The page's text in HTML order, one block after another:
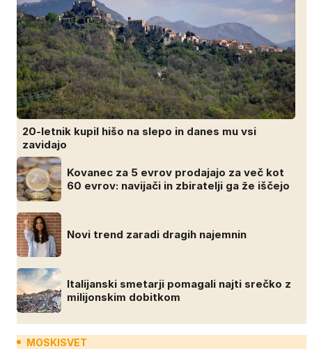
20-letnik kupil hišo na slepo in danes mu vsi
zavidajo
Kovanec za 5 evrov prodajajo za več kot
60 evrov: navijači in zbiratelji ga že iščejo
Novi trend zaradi dragih najemnin
Italijanski smetarji pomagali najti srečko z
milijonskim dobitkom
MOSKISVET